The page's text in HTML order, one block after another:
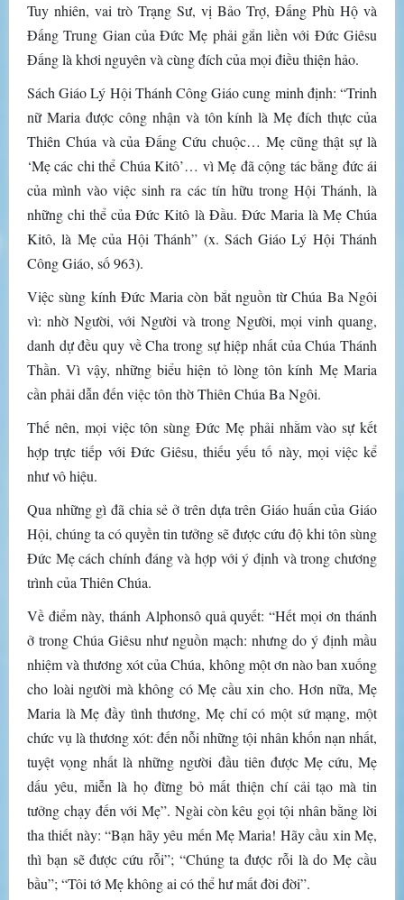
Tuy nhiên, vai trò Trạng Sư, vị Bảo Trợ, Đấng Phù Hộ và
Đấng Trung Gian của Đức Mẹ phải gắn liền với Đức Giêsu
Đấng là khơi nguyên và cùng đích của mọi điều thiện hảo.
Sách Giáo Lý Hội Thánh Công Giáo cung minh định: “Trinh
nữ Maria được công nhận và tôn kính là Mẹ đích thực của
Thiên Chúa và của Đấng Cứu chuộc… Mẹ cũng thật sự là
‘Mẹ các chi thể Chúa Kitô’… vì Mẹ đã cộng tác bằng đức ái
của mình vào việc sinh ra các tín hữu trong Hội Thánh, là
những chi thể của Đức Kitô là Đầu. Đức Maria là Mẹ Chúa
Kitô, là Mẹ của Hội Thánh” (x. Sách Giáo Lý Hội Thánh
Công Giáo, số 963).
Việc sùng kính Đức Maria còn bắt nguồn từ Chúa Ba Ngôi
vì: nhờ Người, với Người và trong Người, mọi vinh quang,
danh dự đều quy về Cha trong sự hiệp nhất của Chúa Thánh
Thần. Vì vậy, những biểu hiện tỏ lòng tôn kính Mẹ Maria
cần phải dẫn đến việc tôn thờ Thiên Chúa Ba Ngôi.
Thế nên, mọi việc tôn sùng Đức Mẹ phải nhằm vào sự kết
hợp trực tiếp với Đức Giêsu, thiếu yếu tố này, mọi việc kể
như vô hiệu.
Qua những gì đã chia sẻ ở trên dựa trên Giáo huấn của Giáo
Hội, chúng ta có quyền tin tưởng sẽ được cứu độ khi tôn sùng
Đức Mẹ cách chính đáng và hợp với ý định và trong chương
trình của Thiên Chúa.
Về điểm này, thánh Alphonsô quả quyết: “Hết mọi ơn thánh
ở trong Chúa Giêsu như nguồn mạch: nhưng do ý định mầu
nhiệm và thương xót của Chúa, không một ơn nào ban xuống
cho loài người mà không có Mẹ cầu xin cho. Hơn nữa, Mẹ
Maria là Mẹ đầy tình thương, Mẹ chỉ có một sứ mạng, một
chức vụ là thương xót: đến nỗi những tội nhân khốn nạn nhất,
tuyệt vọng nhất là những người đầu tiên được Mẹ cứu, Mẹ
dấu yêu, miễn là họ đừng bỏ mất thiện chí cải tạo mà tin
tưởng chạy đến với Mẹ”. Ngài còn kêu gọi tội nhân bằng lời
tha thiết này: “Bạn hãy yêu mến Mẹ Maria! Hãy cầu xin Mẹ,
thì bạn sẽ được cứu rỗi”; “Chúng ta được rỗi là do Mẹ cầu
bầu”; “Tôi tớ Mẹ không ai có thể hư mất đời đời”.